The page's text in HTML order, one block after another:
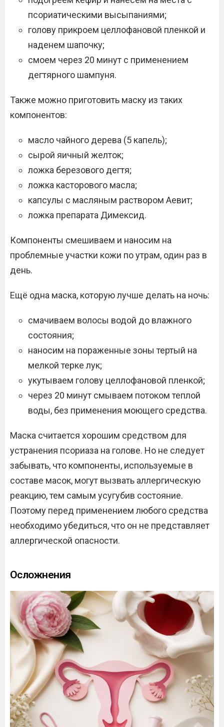
псориатическими высыпаниями;
голову прикроем целлофановой пленкой и
наденем шапочку;
смоем через 20 минут с применением
дегтярного шампуня.
Также можно приготовить маску из таких
компонентов:
масло чайного дерева (5 капель);
сырой яичный желток;
ложка березового дегтя;
ложка касторового масла;
капсулы с масляным раствором Аевит;
ложка препарата Димексид.
Компоненты смешиваем и наносим на
проблемные участки кожи по утрам, один раз в
день.
Ещё одна маска, которую лучше делать на ночь:
смачиваем волосы водой до влажного
состояния;
наносим на пораженные зоны тертый на
мелкой терке лук;
укутываем голову целлофановой пленкой;
через 20 минут смываем потоком теплой
воды, без применения моющего средства.
Маска считается хорошим средством для
устранения псориаза на голове. Но не следует
забывать, что компоненты, используемые в
составе масок, могут вызвать аллергическую
реакцию, тем самым усугубив состояние.
Поэтому перед применением любого средства
необходимо убедиться, что он не представляет
аллергической опасности.
Осложнения